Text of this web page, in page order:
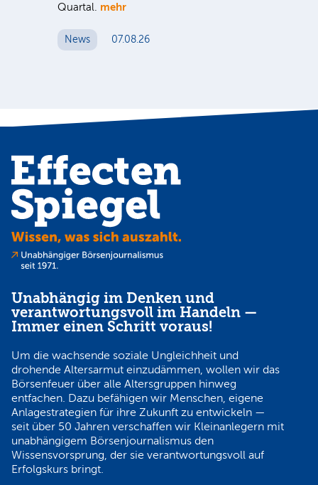
Quartal. mehr
News 07.08.26
Unabhängig im Denken und
verantwortungsvoll im Handeln —
Immer einen Schritt voraus!
Um die wachsende soziale Ungleichheit und
drohende Altersarmut einzudämmen, wollen wir das
Börsenfeuer über alle Altersgruppen hinweg
entfachen. Dazu befähigen wir Menschen, eigene
Anlagestrategien für ihre Zukunft zu entwickeln —
seit über 50 Jahren verschaffen wir Kleinanlegern mit
unabhängigem Börsenjournalismus den
Wissensvorsprung, der sie verantwortungsvoll auf
Erfolgskurs bringt.